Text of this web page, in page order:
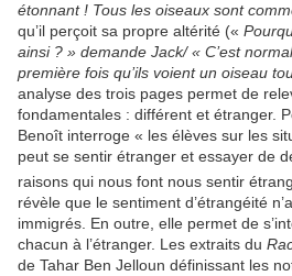
étonnant ! Tous les oiseaux sont
qu’il perçoit sa propre altérité («
ainsi ? » demande Jack/ « C’est
première fois qu’ils voient un oiseau
analyse des trois pages permet de
fondamentales : différent et étranger.
Benoît interroge « les élèves sur les
peut se sentir étranger et essayer de
raisons qui nous font nous sentir
révèle que le sentiment d’étrangéité
immigrés. En outre, elle permet de
chacun à l’étranger. Les extraits du
de Tahar Ben Jelloun définissant les